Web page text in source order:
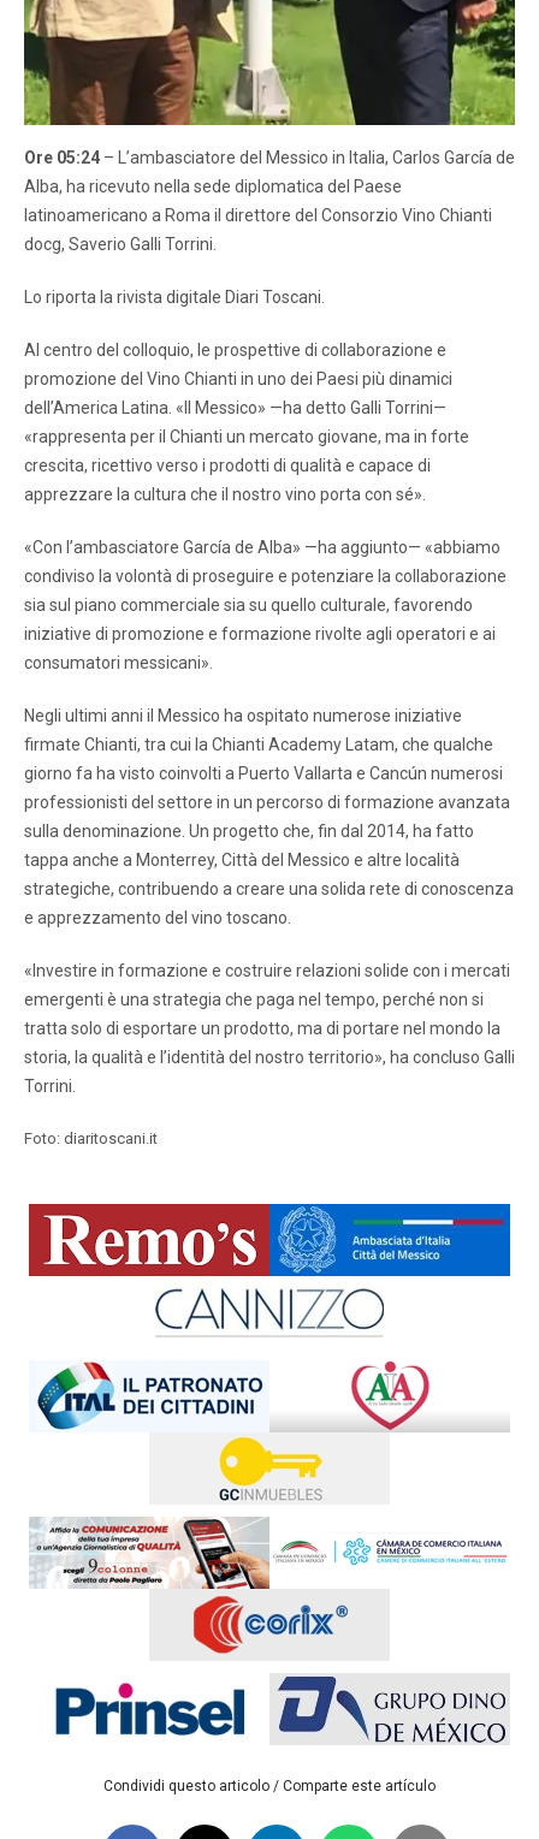
Ore 05:24 – L’ambasciatore del Messico in Italia, Carlos García de
Alba, ha ricevuto nella sede diplomatica del Paese
latinoamericano a Roma il direttore del Consorzio Vino Chianti
docg, Saverio Galli Torrini.
Lo riporta la rivista digitale Diari Toscani.
Al centro del colloquio, le prospettive di collaborazione e
promozione del Vino Chianti in uno dei Paesi più dinamici
dell’America Latina. «Il Messico» —ha detto Galli Torrini—
«rappresenta per il Chianti un mercato giovane, ma in forte
crescita, ricettivo verso i prodotti di qualità e capace di
apprezzare la cultura che il nostro vino porta con sé».
«Con l’ambasciatore García de Alba» —ha aggiunto— «abbiamo
condiviso la volontà di proseguire e potenziare la collaborazione
sia sul piano commerciale sia su quello culturale, favorendo
iniziative di promozione e formazione rivolte agli operatori e ai
consumatori messicani».
Negli ultimi anni il Messico ha ospitato numerose iniziative
firmate Chianti, tra cui la Chianti Academy Latam, che qualche
giorno fa ha visto coinvolti a Puerto Vallarta e Cancún numerosi
professionisti del settore in un percorso di formazione avanzata
sulla denominazione. Un progetto che, fin dal 2014, ha fatto
tappa anche a Monterrey, Città del Messico e altre località
strategiche, contribuendo a creare una solida rete di conoscenza
e apprezzamento del vino toscano.
«Investire in formazione e costruire relazioni solide con i mercati
emergenti è una strategia che paga nel tempo, perché non si
tratta solo di esportare un prodotto, ma di portare nel mondo la
storia, la qualità e l’identità del nostro territorio», ha concluso Galli
Torrini.
Foto: diaritoscani.it
Condividi questo articolo / Comparte este artículo